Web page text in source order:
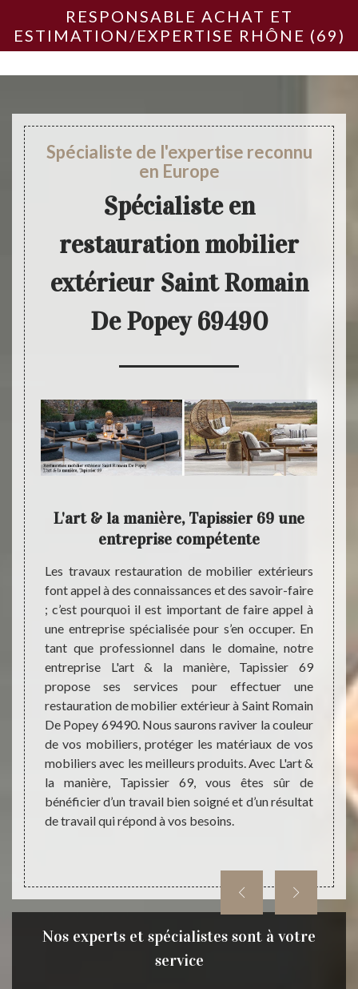
RESPONSABLE ACHAT ET
ESTIMATION/EXPERTISE RHÔNE (69)
Spécialiste de l'expertise reconnu
en Europe
Spécialiste en
restauration mobilier
extérieur Saint Romain
De Popey 69490
L'art
son
Pour
Et
&
que,
L'art & la manière, Tapissier 69 une
entreprise compétente
Les travaux restauration de mobilier extérieurs
font appel à des connaissances et des savoir-faire
; c’est pourquoi il est important de faire appel à
une entreprise spécialisée pour s’en occuper. En
tant que professionnel dans le domaine, notre
entreprise L'art & la manière, Tapissier 69
propose ses services pour effectuer une
restauration de mobilier extérieur à Saint Romain
De Popey 69490. Nous saurons raviver la couleur
de vos mobiliers, protéger les matériaux de vos
mobiliers avec les meilleurs produits. Avec L'art &
la manière, Tapissier 69, vous êtes sûr de
bénéficier d’un travail bien soigné et d’un résultat
de travail qui répond à vos besoins.
De
Nos experts et spécialistes sont à votre
service